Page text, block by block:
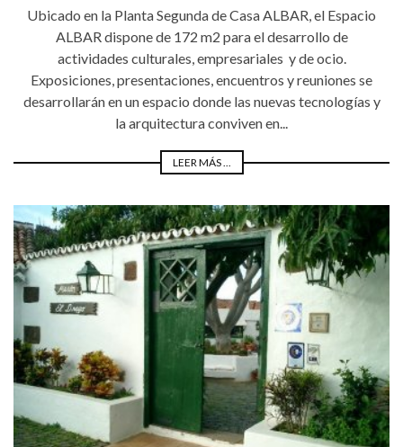
Ubicado en la Planta Segunda de Casa ALBAR, el Espacio
ALBAR dispone de 172 m2 para el desarrollo de
actividades culturales, empresariales y de ocio.
Exposiciones, presentaciones, encuentros y reuniones se
desarrollarán en un espacio donde las nuevas tecnologías y
la arquitectura conviven en...
LEER MÁS ...